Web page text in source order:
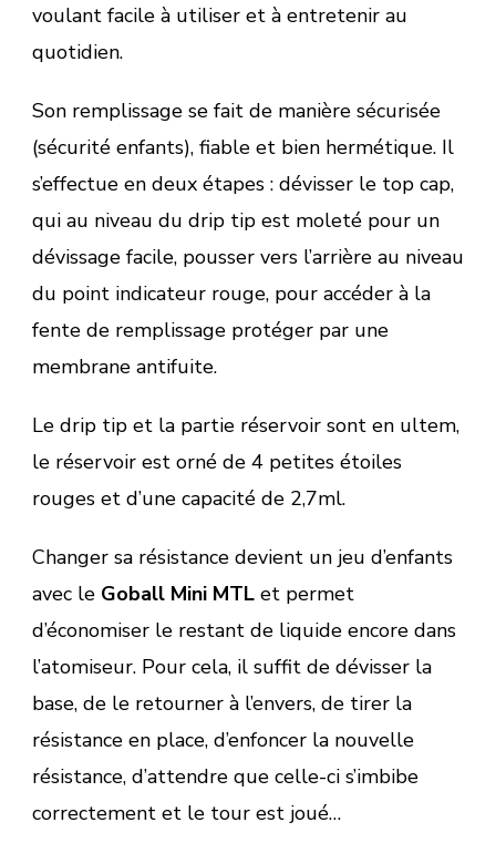
voulant facile à utiliser et à entretenir au
quotidien.
Son remplissage se fait de manière sécurisée
(sécurité enfants), fiable et bien hermétique. Il
s’effectue en deux étapes : dévisser le top cap,
qui au niveau du drip tip est moleté pour un
dévissage facile, pousser vers l’arrière au niveau
du point indicateur rouge, pour accéder à la
fente de remplissage protéger par une
membrane antifuite.
Le drip tip et la partie réservoir sont en ultem,
le réservoir est orné de 4 petites étoiles
rouges et d’une capacité de 2,7ml.
Changer sa résistance devient un jeu d’enfants
avec le Goball Mini MTL et permet
d’économiser le restant de liquide encore dans
l’atomiseur. Pour cela, il suffit de dévisser la
base, de le retourner à l’envers, de tirer la
résistance en place, d’enfoncer la nouvelle
résistance, d’attendre que celle-ci s’imbibe
correctement et le tour est joué…